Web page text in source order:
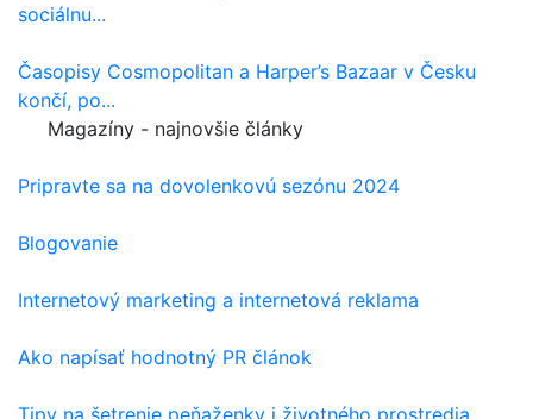
sociálnu...
Časopisy Cosmopolitan a Harper’s Bazaar v Česku
končí, po...
Magazíny - najnovšie články
Pripravte sa na dovolenkovú sezónu 2024
Blogovanie
Internetový marketing a internetová reklama
Ako napísať hodnotný PR článok